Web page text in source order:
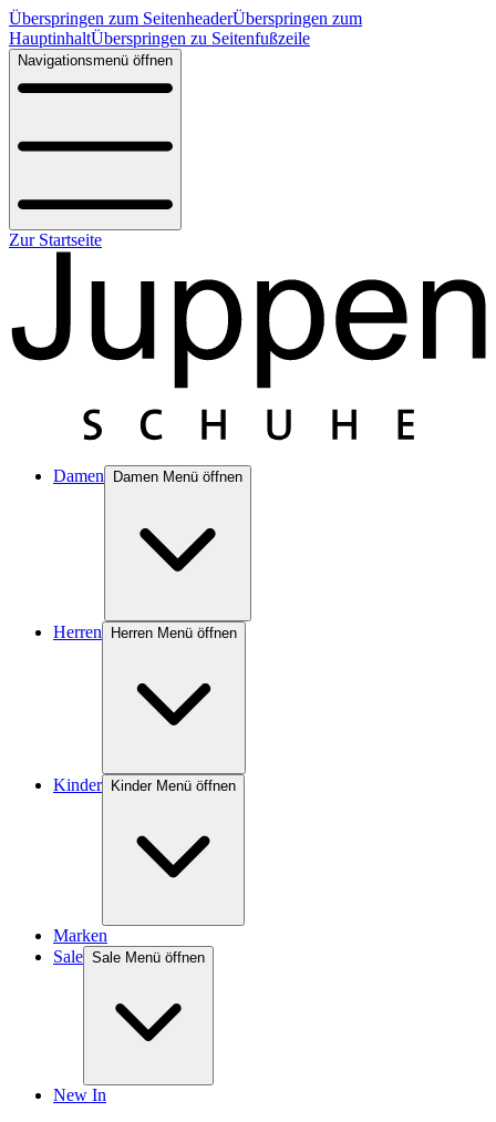
Überspringen zum SeitenheaderÜberspringen zum
HauptinhaltÜberspringen zu Seitenfußzeile
Navigationsmenü öffnen
Zur Startseite
Damen Damen Menü öffnen
Herren Herren Menü öffnen
Kinder Kinder Menü öffnen
Marken
Sale Sale Menü öffnen
New In